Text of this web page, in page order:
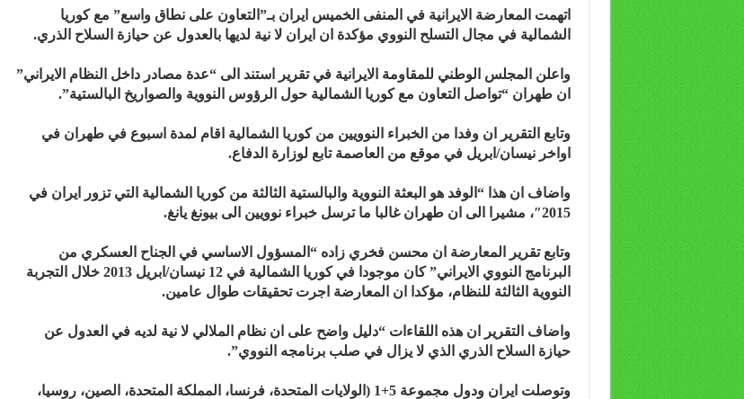
اتهمت المعارضة الايرانية في المنفى الخميس ايران بـ”التعاون على نطاق واسع” مع كوريا
الشمالية في مجال التسلح النووي مؤكدة ان ايران لا نية لديها بالعدول عن حيازة السلاح الذري.
واعلن المجلس الوطني للمقاومة الايرانية في تقرير استند الى “عدة مصادر داخل النظام الايراني”
ان طهران “تواصل التعاون مع كوريا الشمالية حول الرؤوس النووية والصواريخ البالستية”.
وتابع التقرير ان وفدا من الخبراء النوويين من كوريا الشمالية اقام لمدة اسبوع في طهران في
اواخر نيسان/ابريل في موقع من العاصمة تابع لوزارة الدفاع.
واضاف ان هذا “الوفد هو البعثة النووية والبالستية الثالثة من كوريا الشمالية التي تزور ايران في
2015″، مشيرا الى ان طهران غالبا ما ترسل خبراء نوويين الى بيونغ يانغ.
وتابع تقرير المعارضة ان محسن فخري زاده “المسؤول الاساسي في الجناح العسكري من
البرنامج النووي الايراني” كان موجودا في كوريا الشمالية في 12 نيسان/ابريل 2013 خلال التجربة
النووية الثالثة للنظام، مؤكدا ان المعارضة اجرت تحقيقات طوال عامين.
واضاف التقرير ان هذه اللقاءات “دليل واضح على ان نظام الملالي لا نية لديه في العدول عن
حيازة السلاح الذري الذي لا يزال في صلب برنامجه النووي”.
وتوصلت ايران ودول مجموعة 5+1 (الولايات المتحدة، فرنسا، المملكة المتحدة، الصين، روسيا،